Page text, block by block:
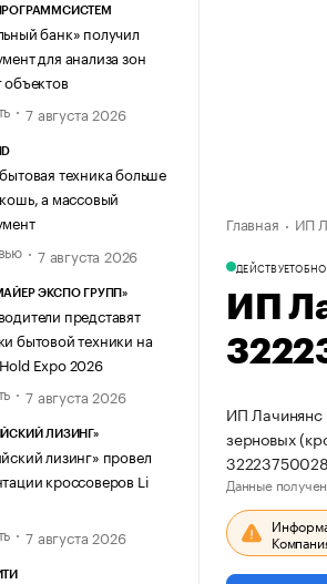
банк» получил
для анализа зон
объектов
7 августа 2026
техника больше
а массовый
7 августа 2026
ЭКСПО ГРУПП»
представят
бытовой техники на
Expo 2026
7 августа 2026
ЛИЗИНГ»
лизинг» провел
кроссоверов Li
7 августа 2026
Главная ИП
ДЕЙСТВУЕТ
ИП
ИП Лачинянс
зерновых
Данные